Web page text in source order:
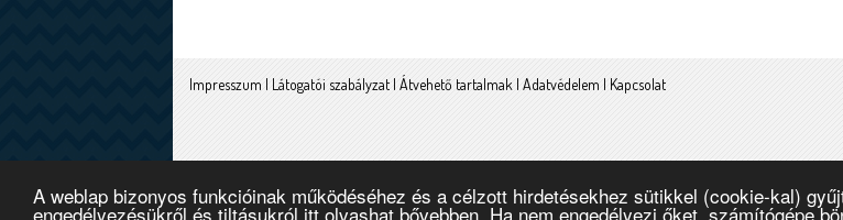
A weblap bizonyos funkcióinak működéséhez és a célzott hirdetésekhez sütikkel (cookie-kal)
engedélyezésükről és tiltásukról itt olvashat bővebben. Ha nem engedélyezi őket, számítógépe
Impresszum | Látogatói szabályzat | Átvehető tartalmak | Adatvédelem | Kapcsolat